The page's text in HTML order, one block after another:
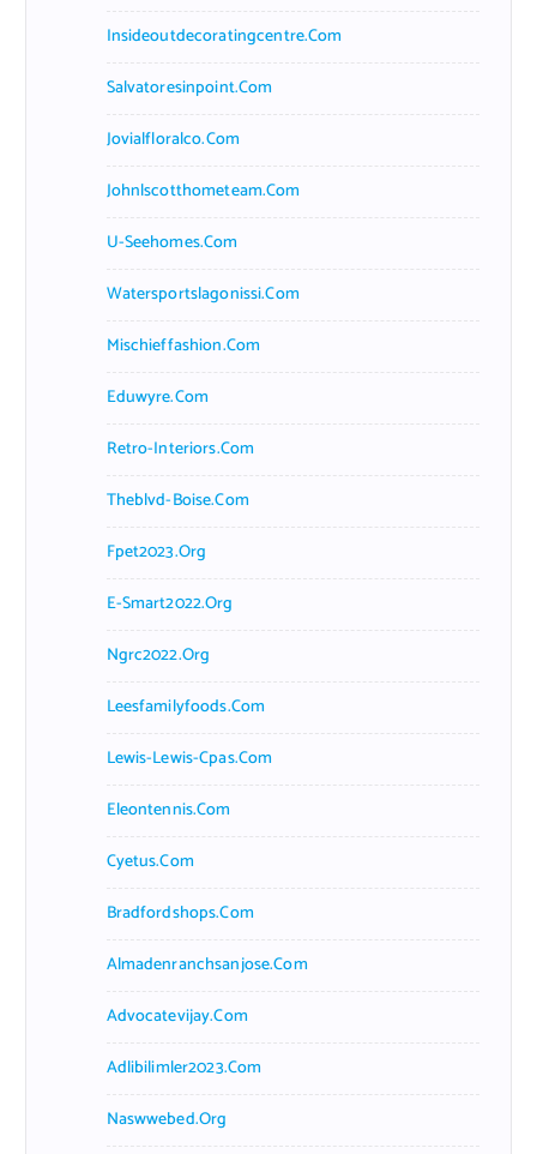
Insideoutdecoratingcentre.com
Salvatoresinpoint.com
Jovialfloralco.com
Johnlscotthometeam.com
U-Seehomes.com
Watersportslagonissi.com
Mischieffashion.com
Eduwyre.com
Retro-Interiors.com
Theblvd-Boise.com
Fpet2023.org
E-Smart2022.org
Ngrc2022.org
Leesfamilyfoods.com
Lewis-Lewis-Cpas.com
Eleontennis.com
Cyetus.com
Bradfordshops.com
Almadenranchsanjose.com
Advocatevijay.com
Adlibilimler2023.com
Naswwebed.org